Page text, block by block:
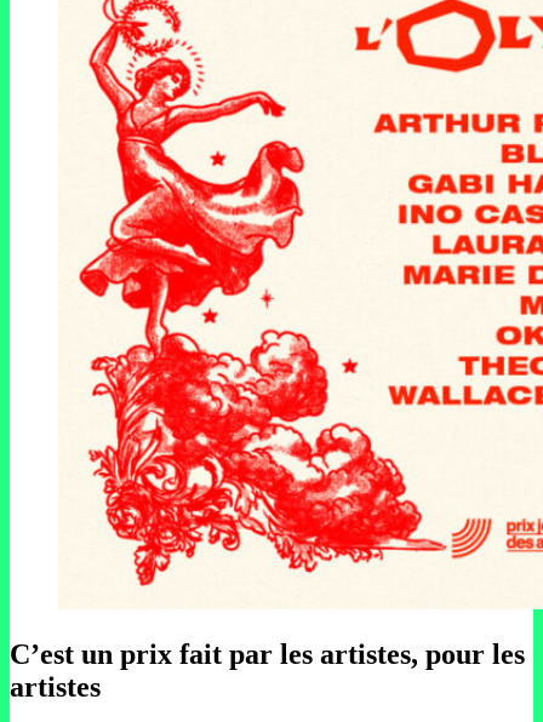
C’est un prix fait par les artistes, pour les
artistes